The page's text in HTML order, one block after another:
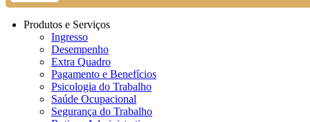
Produtos e Serviços
Ingresso
Desempenho
Extra Quadro
Pagamento e Benefícios
Psicologia do Trabalho
Saúde Ocupacional
Segurança do Trabalho